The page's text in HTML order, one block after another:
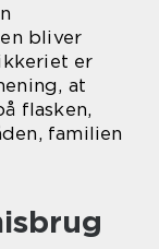
bliver
er
at
flasken,
familien